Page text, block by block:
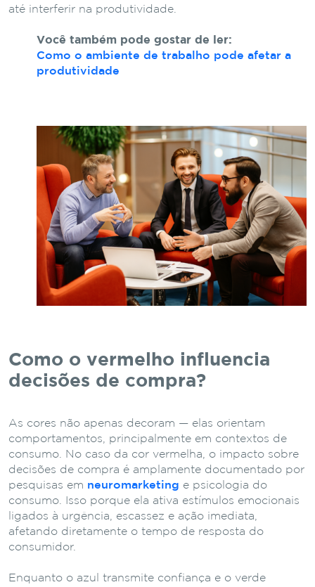
até interferir na produtividade.
Você também pode gostar de ler:
Como o ambiente de trabalho pode afetar a
produtividade
Como o vermelho influencia
decisões de compra?
As cores não apenas decoram — elas orientam
comportamentos, principalmente em contextos de
consumo. No caso da cor vermelha, o impacto sobre
decisões de compra é amplamente documentado por
pesquisas em neuromarketing e psicologia do
consumo. Isso porque ela ativa estímulos emocionais
ligados à urgência, escassez e ação imediata,
afetando diretamente o tempo de resposta do
consumidor.
Enquanto o azul transmite confiança e o verde